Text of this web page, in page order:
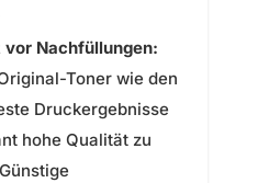
Nachfüllungen:
Toner wie den
Druckergebnisse
hohe Qualität zu